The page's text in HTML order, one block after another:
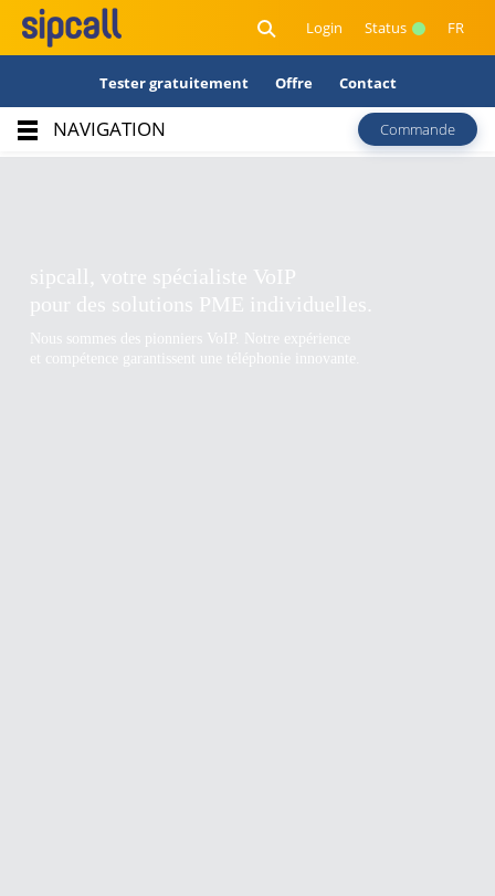
Login Status FR
Tester gratuitement Offre Contact
NAVIGATION Commande
sipcall, votre spécialiste VoIP
pour des solutions PME individuelles.
Nous sommes des pionniers VoIP. Notre expérience
et compétence garantissent une téléphonie innovante.